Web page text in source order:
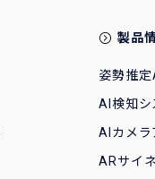
製品
姿勢推定
AI検知シ
AIカメラ
ARサイ